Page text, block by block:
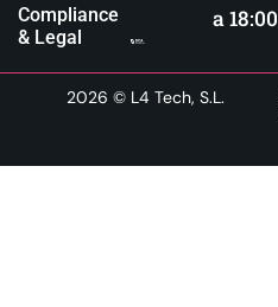
Compliance
& Legal
a 18:00
2026 © L4 Tech, S.L.